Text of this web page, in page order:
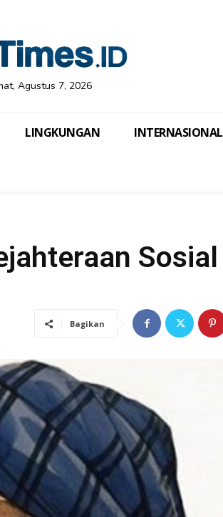
Agustus 7, 2026
LINGKUNGAN INTERNASIONAL
Sosial
Bagikan